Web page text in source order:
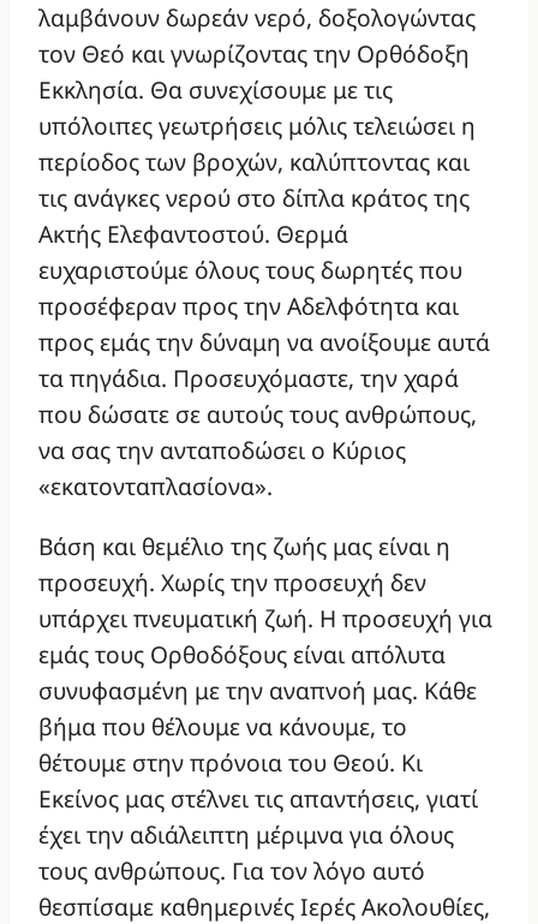
λαμβάνουν δωρεάν νερό, δοξολογώντας
τον Θεό και γνωρίζοντας την Ορθόδοξη
Εκκλησία. Θα συνεχίσουμε με τις
υπόλοιπες γεωτρήσεις μόλις τελειώσει η
περίοδος των βροχών, καλύπτοντας και
τις ανάγκες νερού στο δίπλα κράτος της
Ακτής Ελεφαντοστού. Θερμά
ευχαριστούμε όλους τους δωρητές που
προσέφεραν προς την Αδελφότητα και
προς εμάς την δύναμη να ανοίξουμε αυτά
τα πηγάδια. Προσευχόμαστε, την χαρά
που δώσατε σε αυτούς τους ανθρώπους,
να σας την ανταποδώσει ο Κύριος
«εκατονταπλασίονα».
Βάση και θεμέλιο της ζωής μας είναι η
προσευχή. Χωρίς την προσευχή δεν
υπάρχει πνευματική ζωή. Η προσευχή για
εμάς τους Ορθοδόξους είναι απόλυτα
συνυφασμένη με την αναπνοή μας. Κάθε
βήμα που θέλουμε να κάνουμε, το
θέτουμε στην πρόνοια του Θεού. Κι
Εκείνος μας στέλνει τις απαντήσεις, γιατί
έχει την αδιάλειπτη μέριμνα για όλους
τους ανθρώπους. Για τον λόγο αυτό
θεσπίσαμε καθημερινές Ιερές Ακολουθίες,